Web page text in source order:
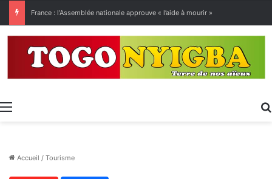
Menu
Accueil / Tourisme